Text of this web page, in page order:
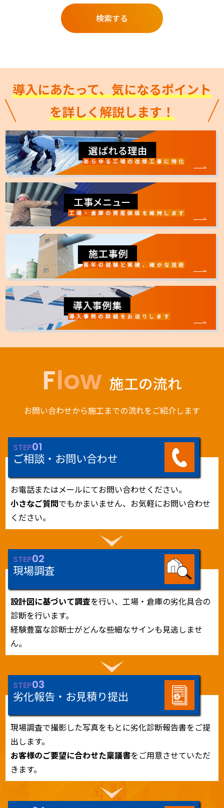
導入にあたって、気になるポイント
を詳しく解説します！
Flow 施工の流れ
お問い合わせから施工までの流れをご紹介します
STEP01
ご相談・お問い合わせ
お電話またはメールにてお問い合わせください。
小さなご質問でもかまいません、お気軽にお問い合わせ
ください。
STEP02
現場調査
設計図に基づいて調査を行い、工場・倉庫の劣化具合の
診断を行います。
経験豊富な診断士がどんな些細なサインも見逃しませ
ん。
STEP03
劣化報告・お見積り提出
現場調査で撮影した写真をもとに劣化診断報告書をご提
出します。
お客様のご要望に合わせた稟議書をご用意させていただ
きます。